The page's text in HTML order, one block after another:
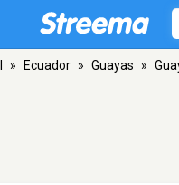
» Ecuador » Guayas »